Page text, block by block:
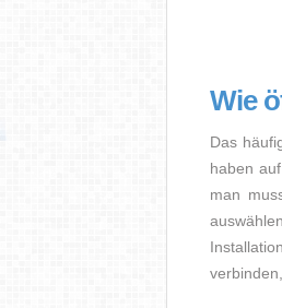
Wie
Das
haben
man